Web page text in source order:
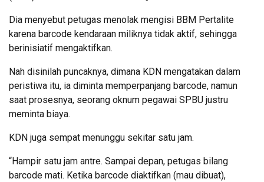
Dia menyebut petugas menolak mengisi BBM Pertalite
karena barcode kendaraan miliknya tidak aktif, sehingga
berinisiatif mengaktifkan.
Nah disinilah puncaknya, dimana KDN mengatakan dalam
peristiwa itu, ia diminta memperpanjang barcode, namun
saat prosesnya, seorang oknum pegawai SPBU justru
meminta biaya.
KDN juga sempat menunggu sekitar satu jam.
“Hampir satu jam antre. Sampai depan, petugas bilang
barcode mati. Ketika barcode diaktifkan (mau dibuat),